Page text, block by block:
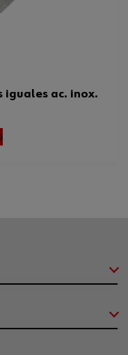
iguales ac. inox.